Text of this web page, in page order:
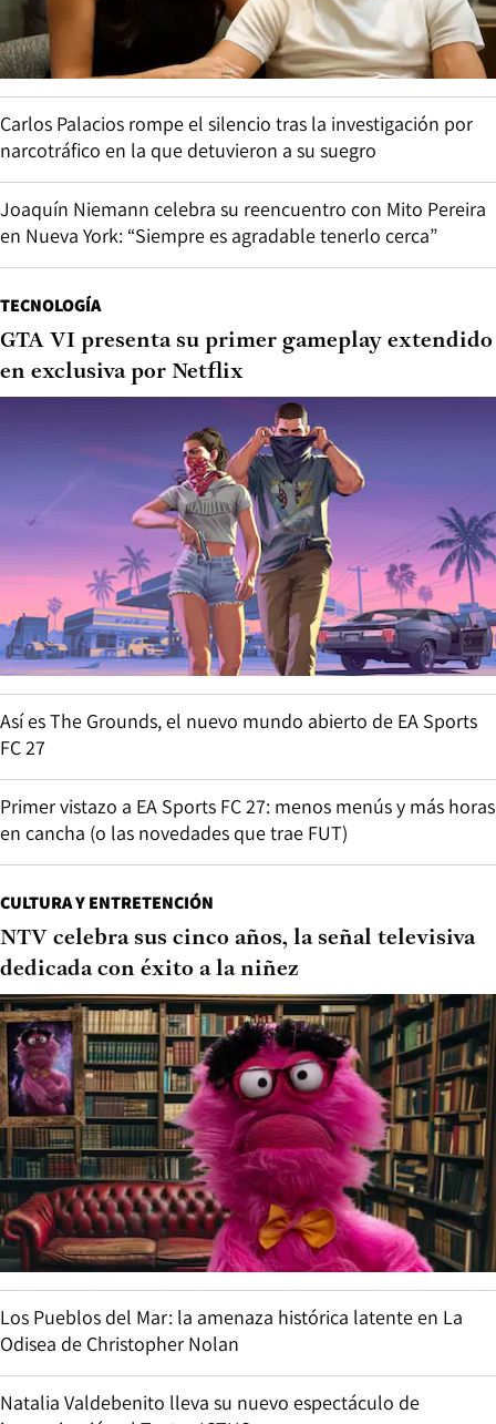
Carlos Palacios rompe el silencio tras la investigación por
narcotráfico en la que detuvieron a su suegro
Joaquín Niemann celebra su reencuentro con Mito Pereira
en Nueva York: “Siempre es agradable tenerlo cerca”
TECNOLOGÍA
GTA VI presenta su primer gameplay extendido
en exclusiva por Netflix
Así es The Grounds, el nuevo mundo abierto de EA Sports
FC 27
Primer vistazo a EA Sports FC 27: menos menús y más horas
en cancha (o las novedades que trae FUT)
CULTURA Y ENTRETENCIÓN
NTV celebra sus cinco años, la señal televisiva
dedicada con éxito a la niñez
Los Pueblos del Mar: la amenaza histórica latente en La
Odisea de Christopher Nolan
Natalia Valdebenito lleva su nuevo espectáculo de